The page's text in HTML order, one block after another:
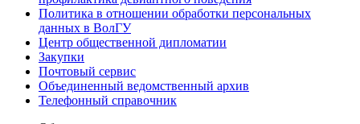
Политика в отношении обработки персональных
данных в ВолГУ
Центр общественной дипломатии
Закупки
Почтовый сервис
Объединенный ведомственный архив
Телефонный справочник